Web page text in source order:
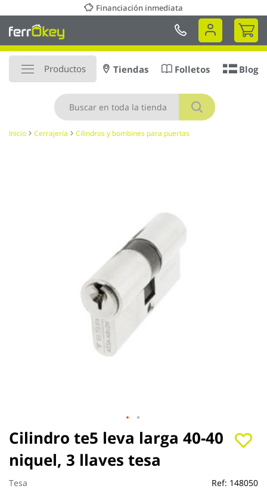
al
contenido
Financiación inmediata
Mi
Productos
Buscar
Tiendas Folletos Blog
Inicio Cerrajería Cilindros y bombines para puertas
Cilindro te5 leva larga 40-40
niquel, 3 llaves tesa
Tesa Ref: 148050
Saltar
al
comienzo
de
la